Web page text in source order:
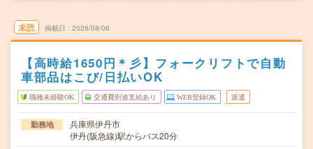
未読 掲載日 2026/08/06
【高時給1650円＊彡】フォークリフトで自動
車部品はこび/日払いOK
職種未経験OK 交通費別途支給あり WEB登録OK 派遣
勤務地
兵庫県伊丹市
伊丹(阪急線)駅からバス20分